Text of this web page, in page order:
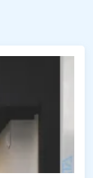
«KAZA»